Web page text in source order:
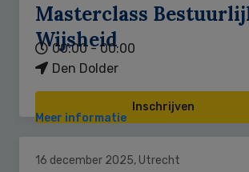
Masterclass
Wijsheid
00:00 - 00:00
Den Dolder
Inschrijven
Meer informatie
16 december 2025, Utrecht